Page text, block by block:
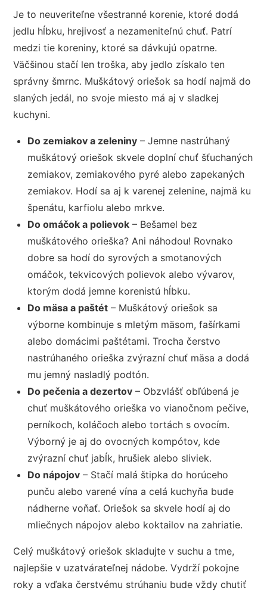
Je to neuveriteľne všestranné korenie, ktoré dodá
jedlu hĺbku, hrejivosť a nezameniteľnú chuť. Patrí
medzi tie koreniny, ktoré sa dávkujú opatrne.
Väčšinou stačí len troška, aby jedlo získalo ten
správny šmrnc. Muškátový oriešok sa hodí najmä do
slaných jedál, no svoje miesto má aj v sladkej
kuchyni.
Do zemiakov a zeleniny – Jemne nastrúhaný
muškátový oriešok skvele doplní chuť šťuchaných
zemiakov, zemiakového pyré alebo zapekaných
zemiakov. Hodí sa aj k varenej zelenine, najmä ku
špenátu, karfiolu alebo mrkve.
Do omáčok a polievok – Bešamel bez
muškátového orieška? Ani náhodou! Rovnako
dobre sa hodí do syrových a smotanových
omáčok, tekvicových polievok alebo vývarov,
ktorým dodá jemne korenistú hĺbku.
Do mäsa a paštét – Muškátový oriešok sa
výborne kombinuje s mletým mäsom, fašírkami
alebo domácimi paštétami. Trocha čerstvo
nastrúhaného orieška zvýrazní chuť mäsa a dodá
mu jemný nasladlý podtón.
Do pečenia a dezertov – Obzvlášť obľúbená je
chuť muškátového orieška vo vianočnom pečive,
perníkoch, koláčoch alebo tortách s ovocím.
Výborný je aj do ovocných kompótov, kde
zvýrazní chuť jabĺk, hrušiek alebo sliviek.
Do nápojov – Stačí malá štipka do horúceho
punču alebo varené vína a celá kuchyňa bude
nádherne voňať. Oriešok sa skvele hodí aj do
mliečnych nápojov alebo koktailov na zahriatie.
Celý muškátový oriešok skladujte v suchu a tme,
najlepšie v uzatvárateľnej nádobe. Vydrží pokojne
roky a vďaka čerstvému strúhaniu bude vždy chutiť